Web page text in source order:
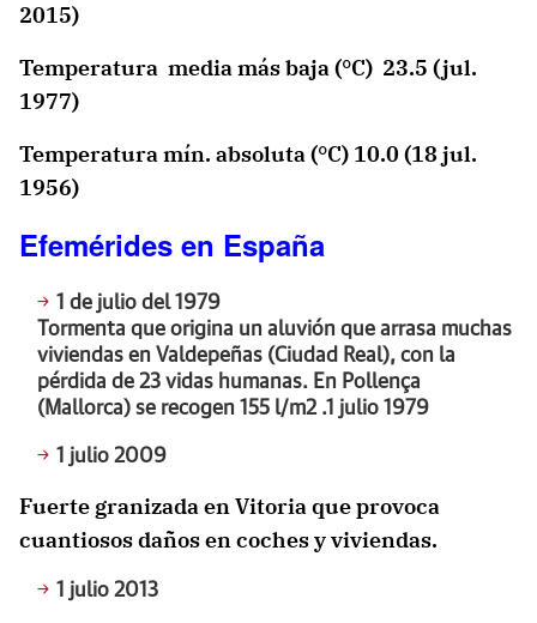
2015)
Temperatura media más baja (°C) 23.5 (jul.
1977)
Temperatura mín. absoluta (°C) 10.0 (18 jul.
1956)
Efemérides en España
1 de julio del 1979
Tormenta que origina un aluvión que arrasa muchas
viviendas en Valdepeñas (Ciudad Real), con la
pérdida de 23 vidas humanas. En Pollença
(Mallorca) se recogen 155 l/m2 .1 julio 1979
1 julio 2009
Fuerte granizada en Vitoria que provoca
cuantiosos daños en coches y viviendas.
1 julio 2013